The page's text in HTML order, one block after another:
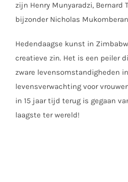
zijn Henry Munyaradzi, Bernard
bijzonder Nicholas
Hedendaagse kunst in
creatieve zin. Het is een peiler
zware levensomstandigheden
levensverwachting voor
in 15 jaar tijd terug is gegaan
laagste ter wereld!